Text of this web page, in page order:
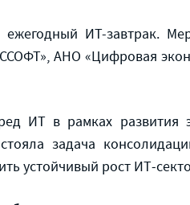
ИТ-завтрак.
АНО «Цифровая
ИТ в рамках
задача
устойчивый рост